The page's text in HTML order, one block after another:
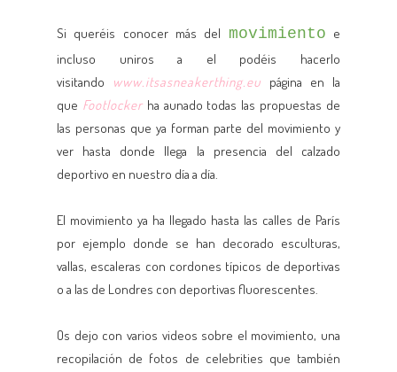
Si queréis conocer más del movimiento e
incluso uniros a el podéis hacerlo
visitando www.itsasneakerthing.eu página en la
que Footlockerha aunado todas las propuestas de
las personas que ya forman parte del movimiento y
ver hasta donde llega la presencia del calzado
deportivo en nuestro día a día.
El movimiento ya ha llegado hasta las calles de París
por ejemplo donde se han decorado esculturas,
vallas, escaleras con cordones típicos de deportivas
o a las de Londres con deportivas fluorescentes.
Os dejo con varios videos sobre el movimiento, una
recopilación de fotos de celebrities que también